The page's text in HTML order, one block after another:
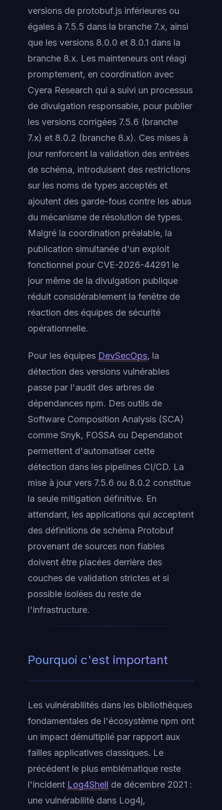
versions de protobuf.js inférieures ou
égales à 7.5.5 dans la branche 7.x, ainsi
que les versions 8.0.0 et 8.0.1 dans la
branche 8.x. Les mainteneurs ont réagi
promptement, en coordination avec
Cyera Research qui a suivi un processus
de divulgation responsable, pour publier
les versions corrigées 7.5.6 (branche
7.x) et 8.0.2 (branche 8.x). Ces mises à
jour renforcent la validation des entrées
de schéma, introduisent des restrictions
sur les noms de types acceptés et
ajoutent des garde-fous contre les abus
du mécanisme de résolution de types.
Malgré la coordination préalable, la
publication simultanée d'un exploit
fonctionnel pour CVE-2026-44291 le
jour même de la divulgation publique
réduit considérablement la fenêtre de
réaction des équipes de sécurité
opérationnelle.
Pour les équipes DevSecOps, la
détection des versions vulnérables
passe par l'audit des arbres de
dépendances npm. Des outils de
Software Composition Analysis (SCA)
comme Snyk, FOSSA ou Dependabot
permettent d'automatiser cette
détection dans les pipelines CI/CD. La
mise à jour vers 7.5.6 ou 8.0.2 constitue
la seule mitigation définitive. En
attendant, les applications qui acceptent
des définitions de schéma Protobuf
provenant de sources non fiables
doivent être placées derrière des
couches de validation strictes et si
possible isolées du reste de
l'infrastructure.
Pourquoi c'est important
Les vulnérabilités dans les bibliothèques
fondamentales de l'écosystème npm ont
un impact démultiplié par rapport aux
failles applicatives classiques. Le
précédent le plus emblématique reste
l'incident Log4Shell de décembre 2021 :
une vulnérabilité dans Log4j,